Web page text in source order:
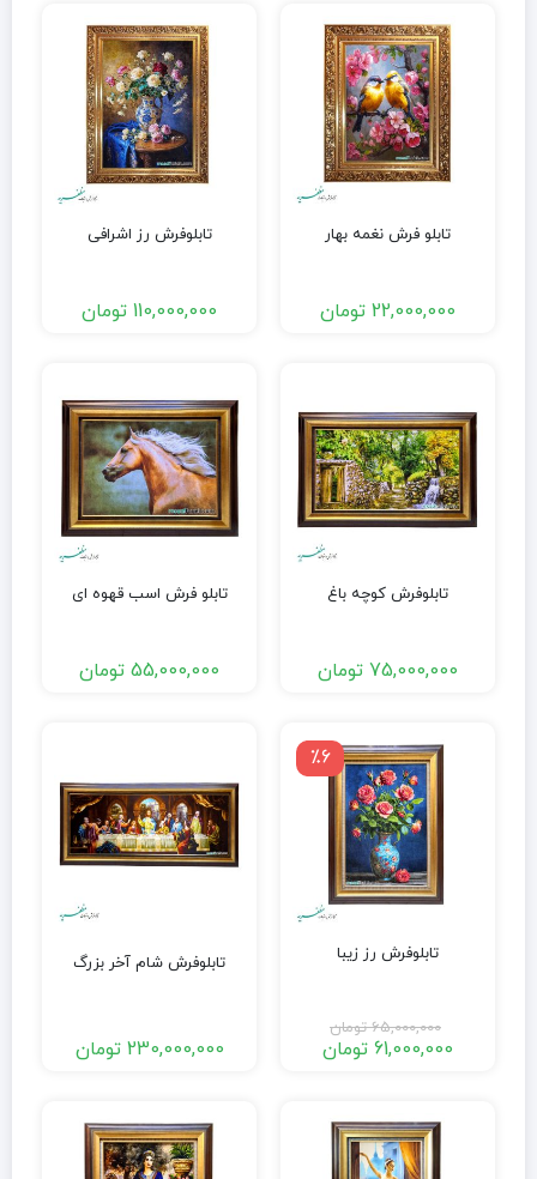
تابلو فرش نغمه بهار
22,000,000 تومان
تابلوفرش رز اشرافی
110,000,000 تومان
تابلوفرش کوچه باغ
75,000,000 تومان
تابلو فرش اسب قهوه ای
55,000,000 تومان
٪6
تابلوفرش رز زیبا
65,000,000 تومان
61,000,000 تومان
تابلوفرش شام آخر بزرگ
230,000,000 تومان